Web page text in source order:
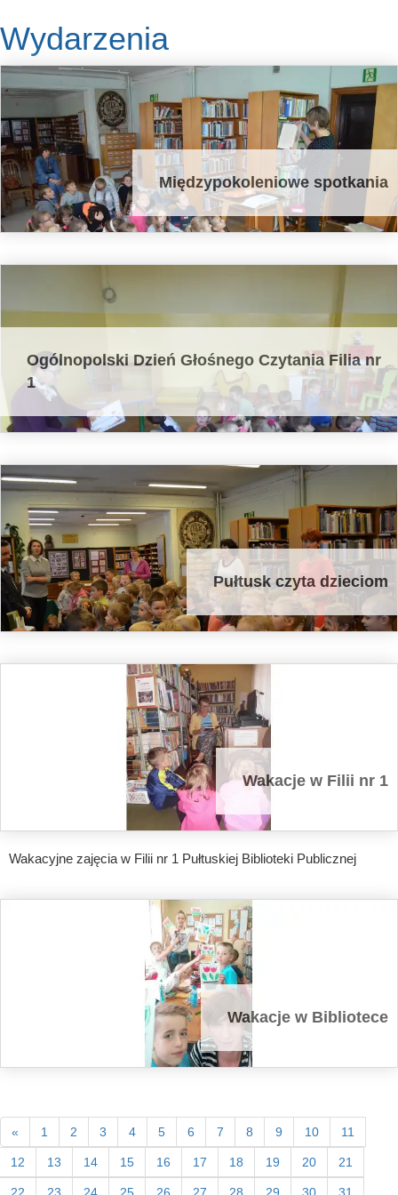
Wydarzenia
Międzypokoleniowe spotkania
Ogólnopolski Dzień Głośnego Czytania Filia nr
1
Pułtusk czyta dzieciom
Wakacje w Filii nr 1
Wakacyjne zajęcia w Filii nr 1 Pułtuskiej Biblioteki Publicznej
Wakacje w Bibliotece
« 1 2 3 4 5 6 7 8 9 10 11
12 13 14 15 16 17 18 19 20 21
22 23 24 25 26 27 28 29 30 31